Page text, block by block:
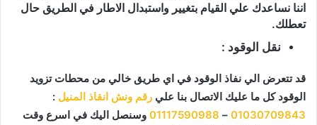
اننا نساعدك علي القيام بتغيير واستبدال الاطار في الطريق حال
تعطلك.
نقل الوقود :
قد تتعرض الي نفاذ الوقود في اي طريق خالي من محطات تزويد
الوقود كل ما عليك الاتصال بنا علي رقم ونش انقاذ المنيل :
01030709843
–
01117590988 وسنصل اليك في اسرع وقت